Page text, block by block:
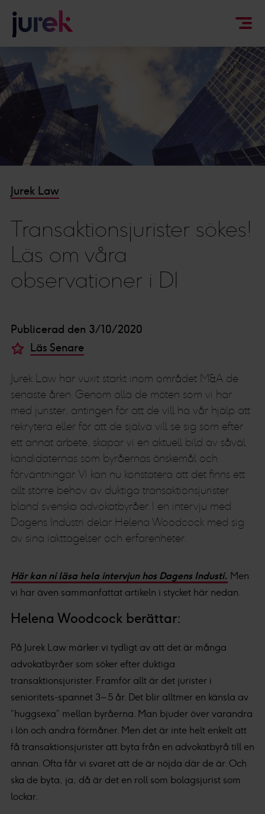
Jurek Law
Transaktionsjurister sökes!
Läs om våra
observationer i DI
Publicerad den 3/10/2020
Läs Senare
Jurek Law har vuxit starkt inom området M&A de
senaste åren. Genom alla de möten som vi har
med jurister, antingen för att de vill ha vår hjälp att
rekrytera eller för att de själva vill se sig som efter
ett annat arbete, skapar vi en aktuell bild av såväl
kandidaternas som byråernas önskemål och
förväntningar. Vi kan nu konstatera att det finns ett
allt större behov av duktiga transaktionsjurister
bland svenska advokatbyråer. I en intervju med
Dagens Industri delar Helena Woodcock med sig
av sina iakttagelser och erfarenheter.
Här kan ni läsa hela intervjun hos Dagens Industi. Men
vi har även sammanfattat artikeln i stycket här nedan.
Helena Woodcock berättar:
På Jurek Law märker vi tydligt av att det är många
advokatbyråer som söker efter duktiga
transaktionsjurister. Framför allt är det jurister i
senioritets-spannet 3 – 5 år. Det blir alltmer en känsla av
”huggsexa” mellan byråerna. Man bjuder över varandra
i lön och andra förmåner. Men det är inte helt enkelt att
få transaktionsjurister att byta från en advokatbyrå till en
annan. Ofta får vi svaret att de är nöjda där de är. Och
ska de byta, ja, då är det en roll som bolagsjurist som
lockar.